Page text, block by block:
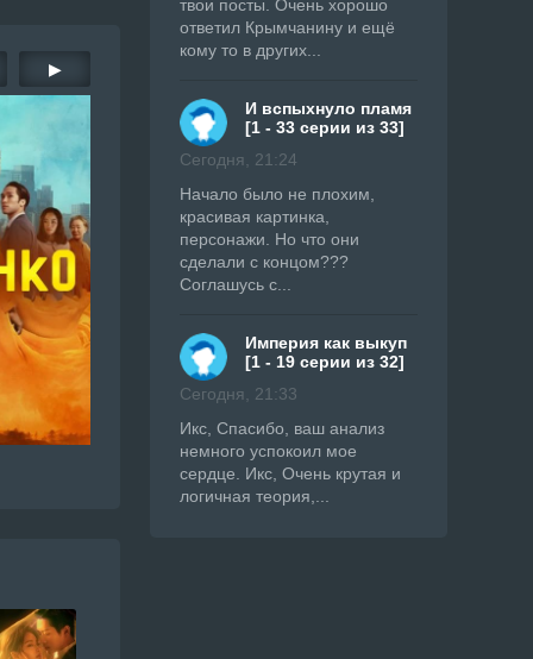
▶
твои посты. Очень хорошо
ответил Крымчанину и ещё
кому то в других...
И вспыхнуло пламя
[1 - 33 серии из 33]
Сегодня, 21:24
Начало было не плохим,
красивая картинка,
персонажи. Но что они
сделали с концом???
Соглашусь с...
Империя как выкуп
[1 - 19 серии из 32]
Сегодня, 21:33
Икс, Спасибо, ваш анализ
немного успокоил мое
сердце. Икс, Очень крутая и
логичная теория,...